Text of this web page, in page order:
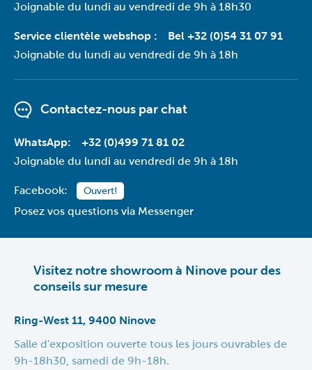
Joignable du lundi au vendredi de 9h à 18h30
Service clientèle webshop :
Bel +32 (0)54 31 07 91
Joignable du lundi au vendredi de 9h à 18h
Contactez-nous par chat
WhatsApp:
+32 (0)499 71 81 02
Joignable du lundi au vendredi de 9h à 18h
Facebook: Ouvert!
Posez vos questions via Messenger
Visitez notre showroom à Ninove pour des
conseils sur mesure
Ring-West 11, 9400 Ninove
Salle d'exposition ouverte tous les jours ouvrables de
9h-18h30, samedi de 9h-18h.